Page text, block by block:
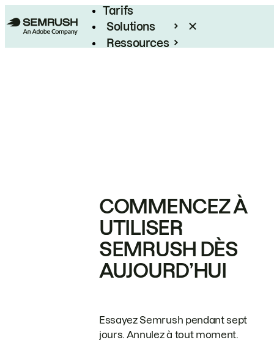
Tarifs
Solutions
Ressources
COMMENCEZ À
UTILISER
SEMRUSH DÈS
AUJOURD’HUI
Essayez Semrush pendant sept
jours. Annulez à tout moment.